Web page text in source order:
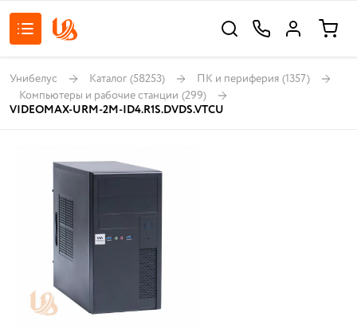
Унибелус Каталог (58253) ПК и периферия (1357)
Компьютеры и рабочие станции (299)
VIDEOMAX-URM-2M-ID4.R1S.DVDS.VTCU